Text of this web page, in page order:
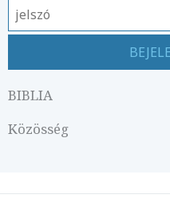
BIBLIA
Közösség